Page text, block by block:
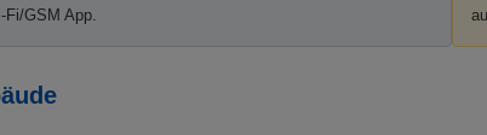
Fi/GSM App.